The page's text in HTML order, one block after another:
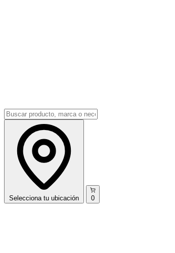
Selecciona tu ubicación 0